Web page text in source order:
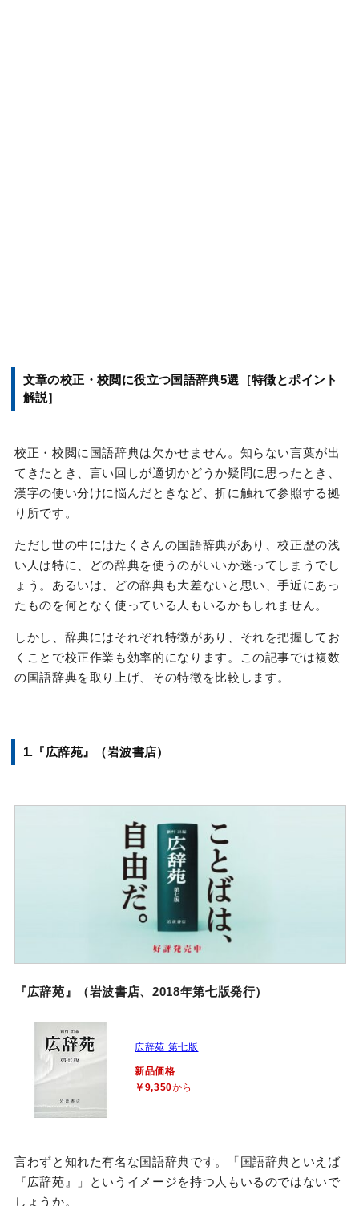
文章の校正・校閲に役立つ国語辞典5選［特徴とポイント
解説 ］
校正・校閲に国語辞典は欠かせません。知らない言葉が出
てきたとき、言い回しが適切かどうか疑問に思ったとき、
漢字の使い分けに悩んだときなど、折に触れて参照する拠
り所です。
ただし世の中にはたくさんの国語辞典があり、校正歴の浅
い人は特に、どの辞典を使うのがいいか迷ってしまうでし
ょう。あるいは、どの辞典も大差ないと思い、手近にあっ
たものを何となく使っている人もいるかもしれません。
しかし、辞典にはそれぞれ特徴があり、それを把握してお
くことで校正作業も効率的になります。この記事では複数
の国語辞典を取り上げ、その特徴を比較します。
1.『広辞苑』（岩波書店）
『広辞苑』（岩波書店、2018年第七版発行）
広辞苑 第七版
新品価格
￥9,350から
言わずと知れた有名な国語辞典です。「国語辞典といえば
『広辞苑』」というイメージを持つ人もいるのではないで
しょうか。